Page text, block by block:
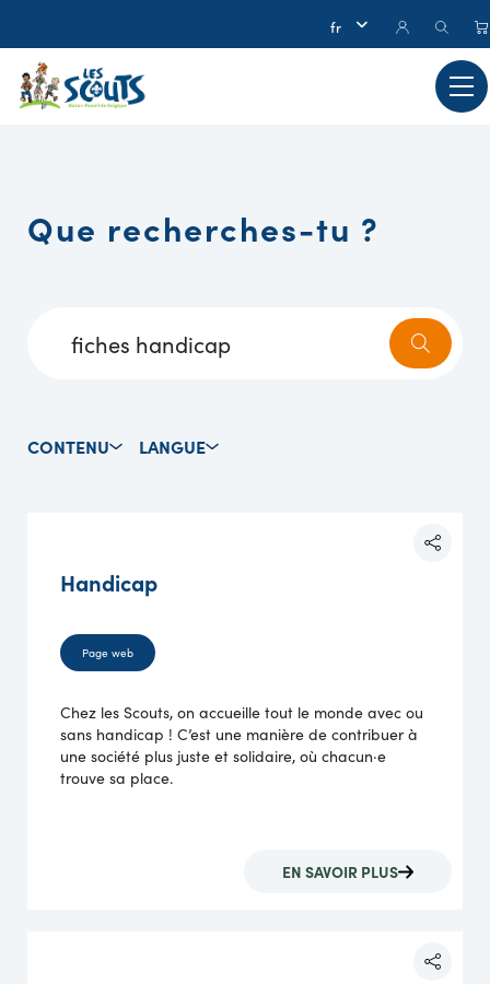
Que recherches-tu ?
CONTENU LANGUE
Handicap
Page web
Chez les Scouts, on accueille tout le monde avec ou
sans handicap ! C’est une manière de contribuer à
une société plus juste et solidaire, où chacun·e
trouve sa place.
EN SAVOIR PLUS